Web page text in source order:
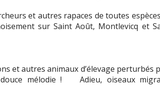
et autres rapaces de toutes
sur Saint Août, Montlevicq et
et autres animaux d’élevage
mélodie !
Adieu, oiseaux